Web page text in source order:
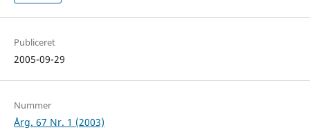
Publiceret
2005-09-29
Nummer
Årg. 67 Nr. 1 (2003)